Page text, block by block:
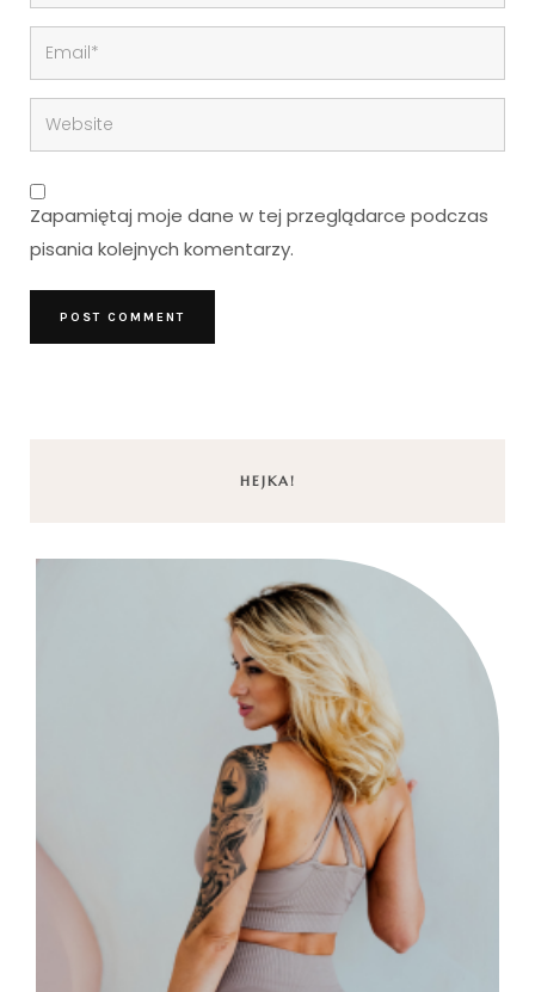
Zapamiętaj moje dane w tej przeglądarce podczas
pisania kolejnych komentarzy.
HEJKA!